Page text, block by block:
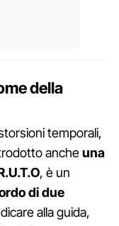
della
temporali,
ancheuna
, è un
di due
alla guida,